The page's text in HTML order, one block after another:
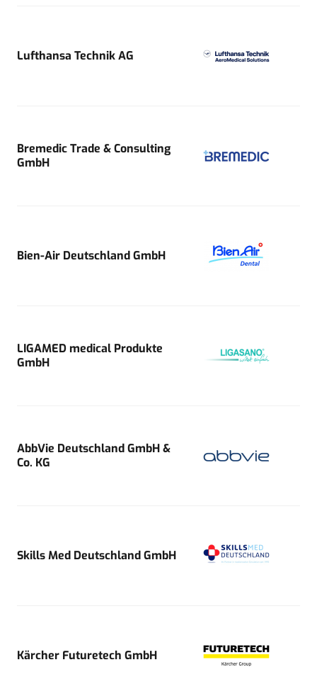
Lufthansa Technik AG
Bremedic Trade & Consulting
GmbH
Bien-Air Deutschland GmbH
LIGAMED medical Produkte
GmbH
AbbVie Deutschland GmbH &
Co. KG
Skills Med Deutschland GmbH
Kärcher Futuretech GmbH